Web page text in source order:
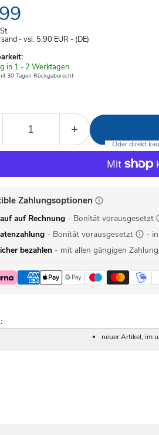
Preis
- vsl. 5,90 EUR - (DE)
in 1 - 2 Werktagen
30 Tagen Rückgaberecht
Zahlungsoptionen
auf Rechnung- Bonität vorausgesetzt
- Bonität vorausgesetzt
- in
bezahlen- mit allen gängigen
neuer Artikel, im